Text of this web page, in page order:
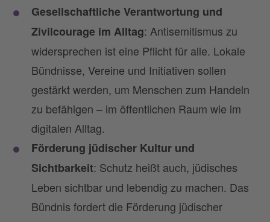
Gesellschaftliche Verantwortung und
Zivilcourage im Alltag: Antisemitismus zu
widersprechen ist eine Pflicht für alle. Lokale
Bündnisse, Vereine und Initiativen sollen
gestärkt werden, um Menschen zum Handeln
zu befähigen – im öffentlichen Raum wie im
digitalen Alltag.
Förderung jüdischer Kultur und
Sichtbarkeit: Schutz heißt auch, jüdisches
Leben sichtbar und lebendig zu machen. Das
Bündnis fordert die Förderung jüdischer